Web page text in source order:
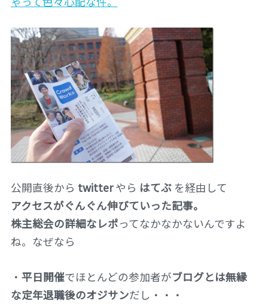
公開直後から twitterやら はてぶ を経由して
アクセスがぐんぐん伸びていった記事。
株主総会の詳細なレポってなかなかないんですよ
ね。なぜなら
・ 平日開催でほとんどの参加者がブログとは無縁
な定年退職後のオジサンだし・・・